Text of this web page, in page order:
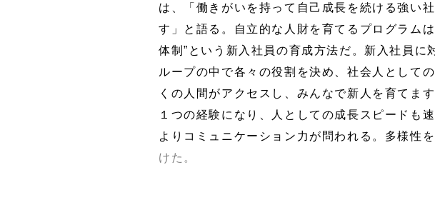
は、「働きがいを持って自己成長を続ける強い
す」と語る。自立的な人財を育てるプログラム
体制”という新入社員の育成方法だ。新入社員
ループの中で各々の役割を決め、社会人として
くの人間がアクセスし、みんなで新人を育てま
１つの経験になり、人としての成長スピードも
よりコミュニケーション力が問われる。多様性
けた。